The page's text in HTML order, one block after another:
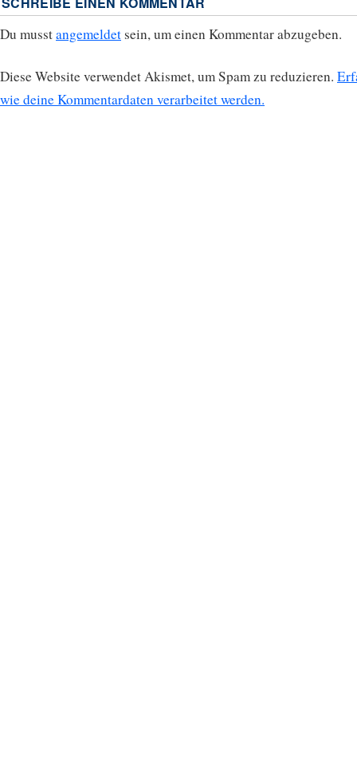
Du musstangemeldet sein, um einen Kommentar abzugeben.
Diese Website verwendet Akismet, um Spam zu reduzieren.
wie deine Kommentardaten verarbeitet werden.